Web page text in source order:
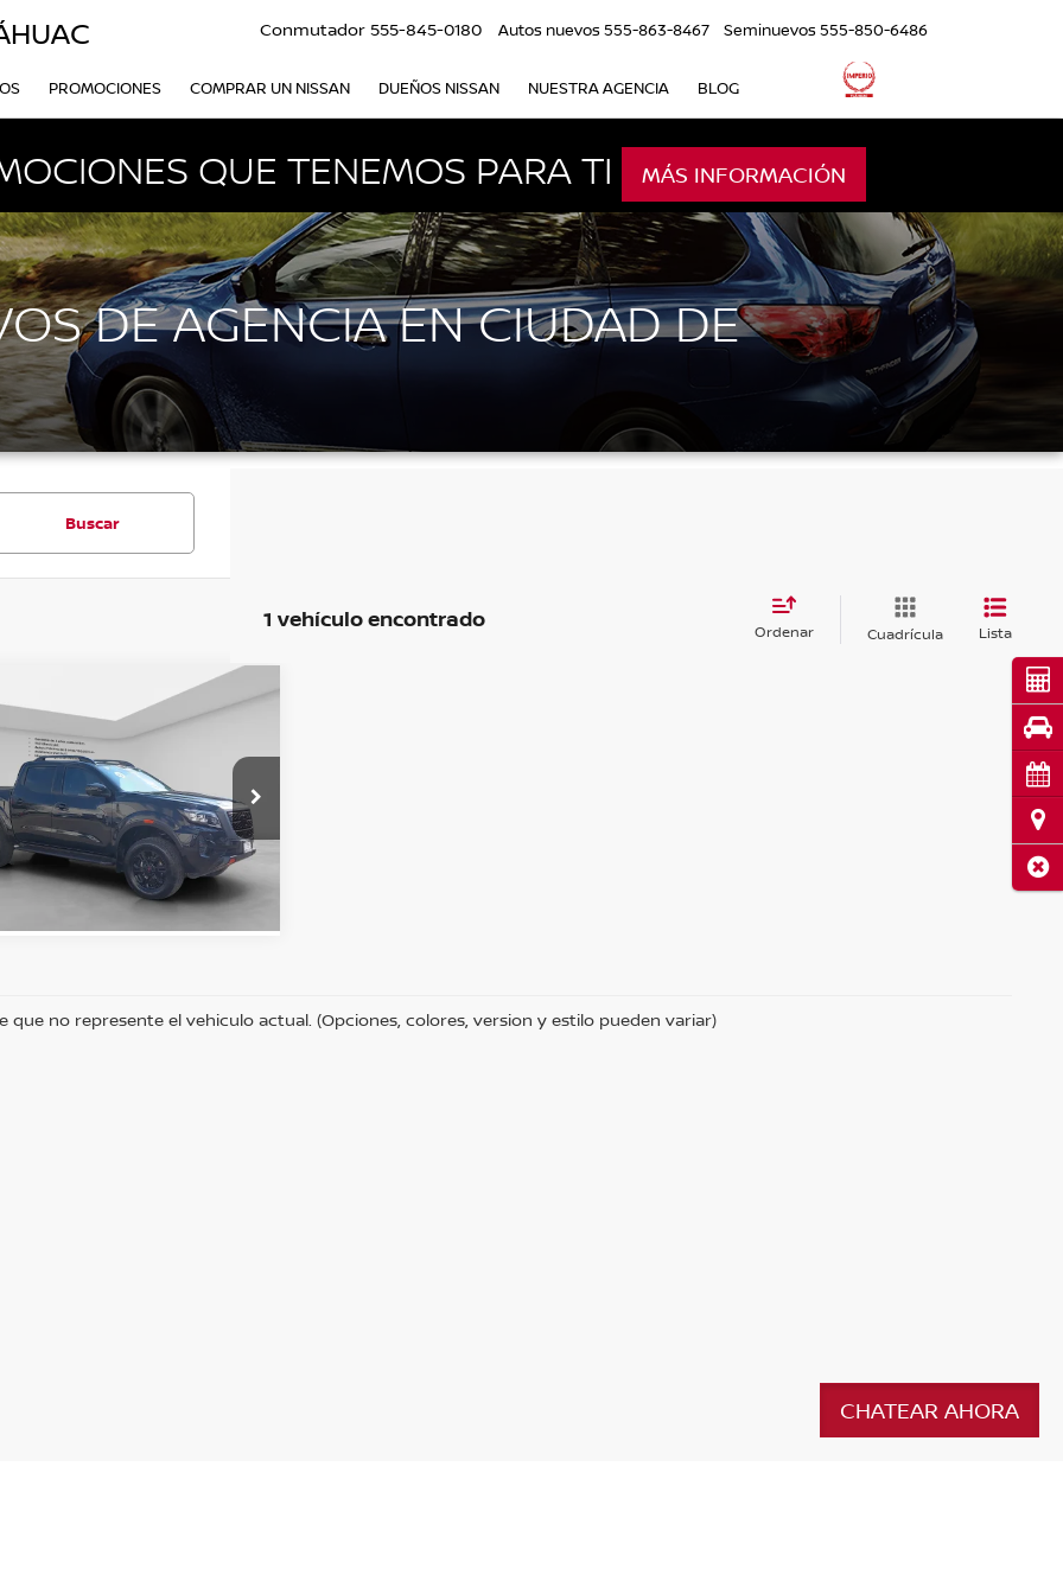
Conmutador 555-845-0180 Autos nuevos555-863-8467 Seminuevos555-850-6486
PROMOCIONES COMPRAR UN NISSAN DUEÑOS NISSAN NUESTRA AGENCIA BLOG
QUE TENEMOS PARA TI MÁS INFORMACIÓN
DE AGENCIA EN CIUDAD DE
Buscar
1 vehículo encontrado Ordenar Cuadrícula Lista
NISSAN FRONTIER
4X L42.5 AUT
Imperio Coapa
SI000000000000005879
km Ext. Int.
$550,000
UNA COTIZACIÓN
vehículo
que no represente el vehiculo actual. (Opciones, colores, version y estilo pueden variar)
CHATEAR AHORA